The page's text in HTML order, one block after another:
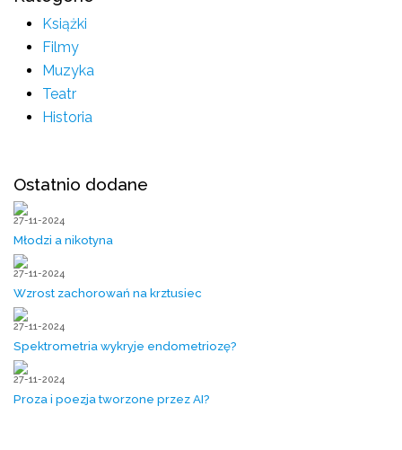
Książki
Filmy
Muzyka
Teatr
Historia
Ostatnio dodane
27-11-2024
Młodzi a nikotyna
27-11-2024
Wzrost zachorowań na krztusiec
27-11-2024
Spektrometria wykryje endometriozę?
27-11-2024
Proza i poezja tworzone przez AI?